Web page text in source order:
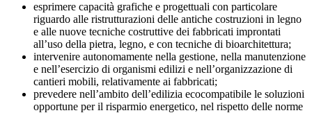
esprimere capacità grafiche e progettuali con particolare
riguardo alle ristrutturazioni delle antiche costruzioni in legno
e alle nuove tecniche costruttive dei fabbricati improntati
all’uso della pietra, legno, e con tecniche di bioarchitettura;
intervenire autonomamente nella gestione, nella manutenzione
e nell’esercizio di organismi edilizi e nell’organizzazione di
cantieri mobili, relativamente ai fabbricati;
prevedere nell’ambito dell’edilizia ecocompatibile le soluzioni
opportune per il risparmio energetico, nel rispetto delle norme